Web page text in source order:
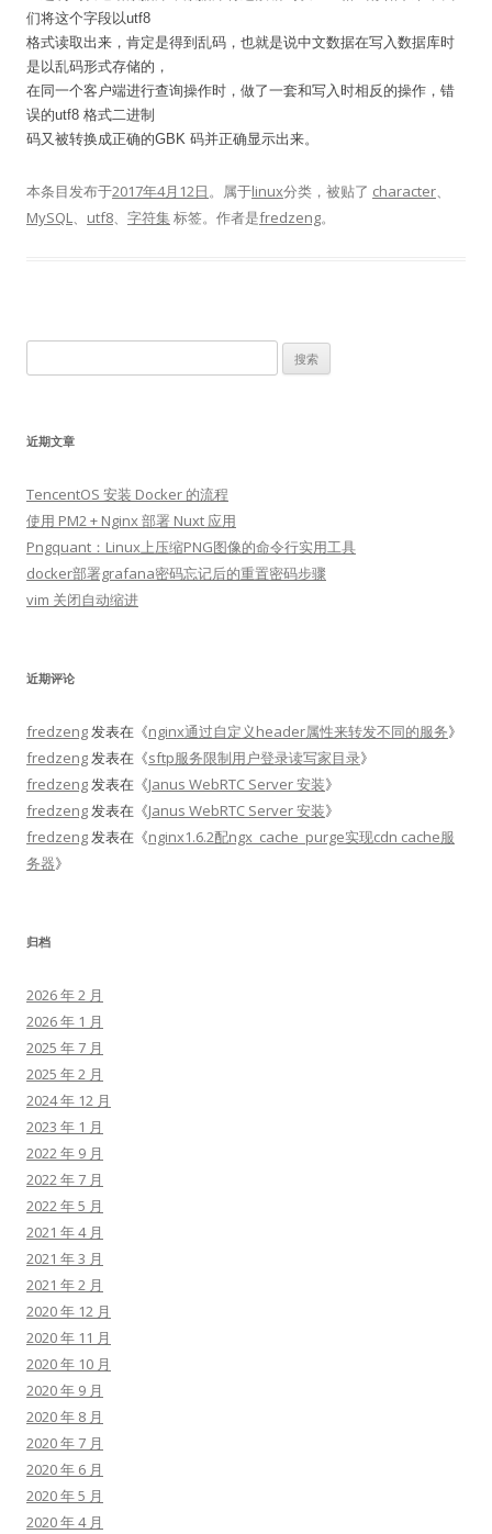
们将这个字段以utf8
格式读取出来，肯定是得到乱码，也就是说中文数据在写入数据库时
是以乱码形式存储的，
在同一个客户端进行查询操作时，做了一套和写入时相反的操作，错
误的utf8 格式二进制
码又被转换成正确的GBK 码并正确显示出来。
本条目发布于2017年4月12日。属于linux分类，被贴了 character、
MySQL、 utf8、 字符集 标签。 作者是fredzeng。
索：
近期文章
TencentOS 安装 Docker 的流程
使用 PM2 + Nginx 部署 Nuxt 应用
Pngquant：Linux上压缩PNG图像的命令行实用工具
docker部署grafana密码忘记后的重置密码步骤
vim 关闭自动缩进
近期评论
fredzeng发表在《nginx通过自定义header属性来转发不同的服务》
fredzeng发表在《sftp服务限制用户登录读写家目录》
fredzeng发表在《Janus WebRTC Server 安装》
fredzeng发表在《Janus WebRTC Server 安装》
fredzeng发表在《nginx1.6.2配ngx_cache_purge实现cdn cache服
务器》
归档
2026 年 2 月
2026 年 1 月
2025 年 7 月
2025 年 2 月
2024 年 12 月
2023 年 1 月
2022 年 9 月
2022 年 7 月
2022 年 5 月
2021 年 4 月
2021 年 3 月
2021 年 2 月
2020 年 12 月
2020 年 11 月
2020 年 10 月
2020 年 9 月
2020 年 8 月
2020 年 7 月
2020 年 6 月
2020 年 5 月
2020 年 4 月